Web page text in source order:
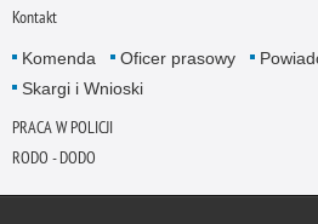
Kontakt
Komenda Oficer prasowy
Skargi i Wnioski
PRACA W POLICJI
RODO - DODO